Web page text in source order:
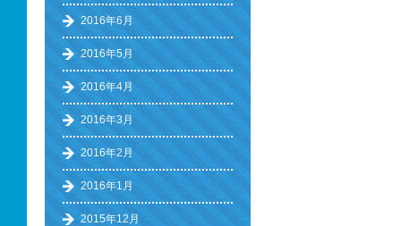
2016年6月
2016年5月
2016年4月
2016年3月
2016年2月
2016年1月
2015年12月